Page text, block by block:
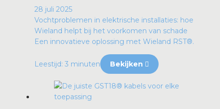
28 juli 2025
Vochtproblemen in elektrische installaties: hoe
Wieland helpt bij het voorkomen van schade
Een innovatieve oplossing met Wieland RST®.
Leestijd: 3 minuten Bekijken